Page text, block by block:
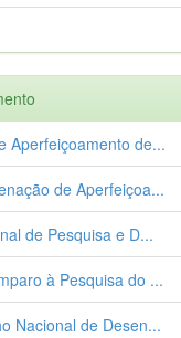
Aperfeiçoamento de...
de Aperfeiçoa...
de Pesquisa e D...
à Pesquisa do ...
Nacional de Desen...